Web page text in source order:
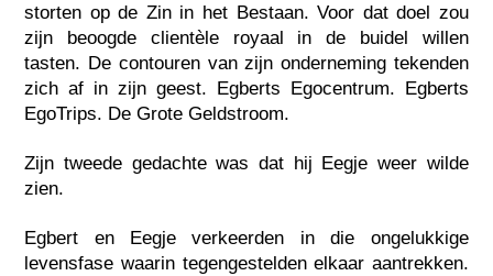
storten op de Zin in het Bestaan. Voor dat doel zou
zijn beoogde clientèle royaal in de buidel willen
tasten. De contouren van zijn onderneming tekenden
zich af in zijn geest. Egberts Egocentrum. Egberts
EgoTrips. De Grote Geldstroom.
Zijn tweede gedachte was dat hij Eegje weer wilde
zien.
Egbert en Eegje verkeerden in die ongelukkige
levensfase waarin tegengestelden elkaar aantrekken.